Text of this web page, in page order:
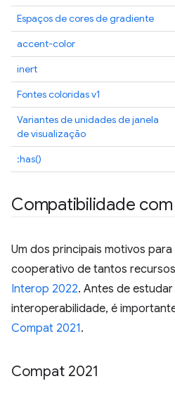
Espaços de cores de gradiente
accent-color
inert
Fontes coloridas v1
Variantes de unidades de janela
de visualização
:has()
Compatibilidade
Um dos principais motivos
cooperativo de tantos
Interop 2022. Antes de
interoperabilidade, é
Compat 2021.
Compat 2021